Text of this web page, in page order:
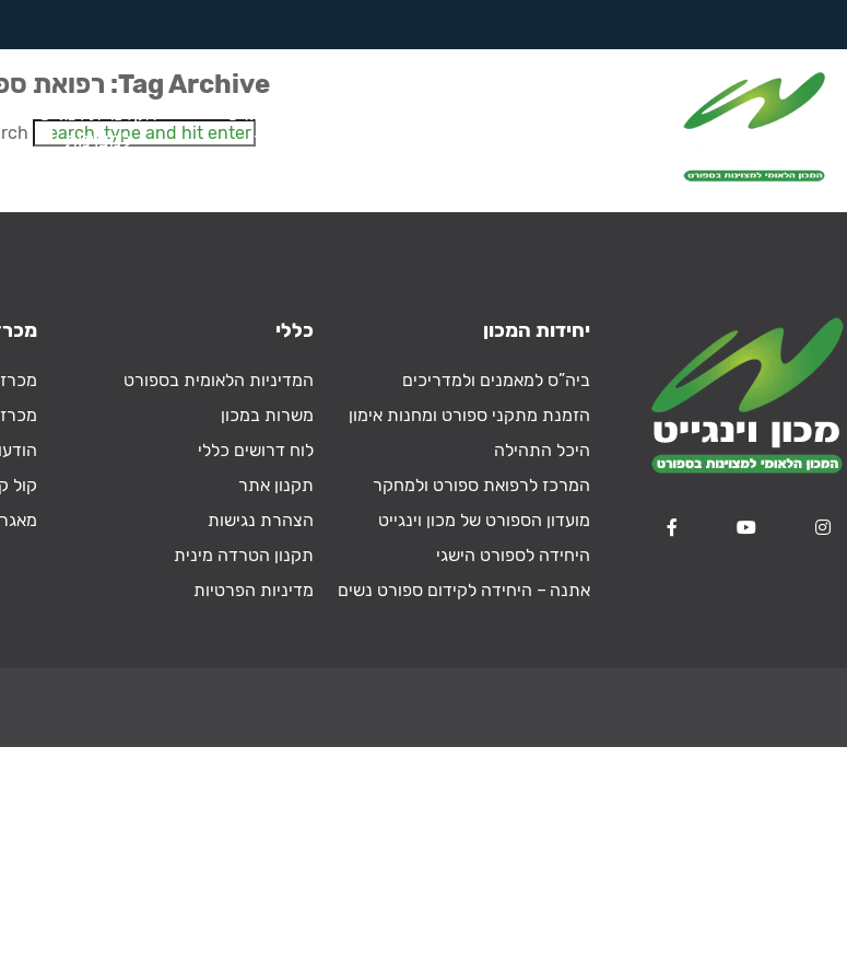
רפואת ספורט
ומחקר
אקדמיית וינגייט
למצוינות
Tag Archive: רפואת ספורט
יחידות המכון
ביה”ס למאמנים ולמדריכים
הזמנת מתקני ספורט ומחנות אימון
היכל התהילה
המרכז לרפואת ספורט ולמחקר
מועדון הספורט של מכון וינגייט
היחידה לספורט הישגי
אתנה – היחידה לקידום ספורט נשים
כללי
המדיניות הלאומית בספורט
משרות במכון
לוח דרושים כללי
תקנון אתר
הצהרת נגישות
תקנון הטרדה מינית
מדיניות הפרטיות
קול